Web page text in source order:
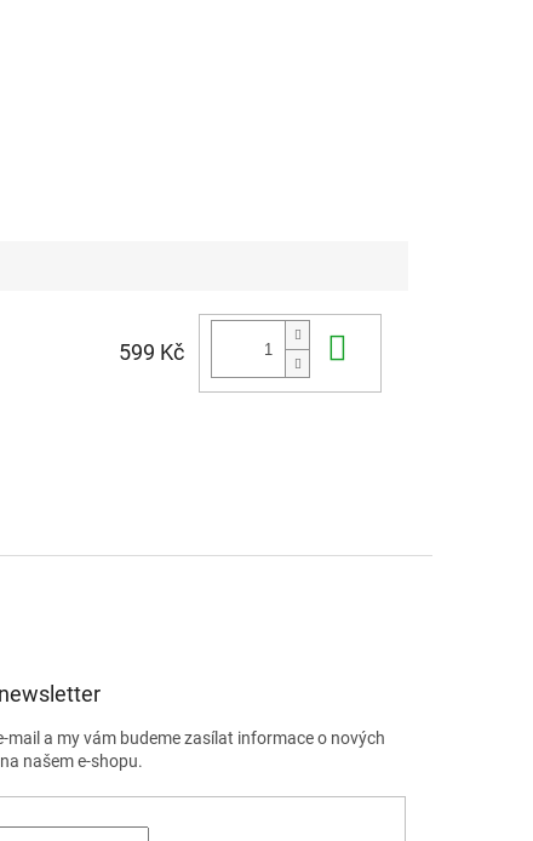
599 Kč
mail a my vám budeme zasílat informace o nových
našem e-shopu.